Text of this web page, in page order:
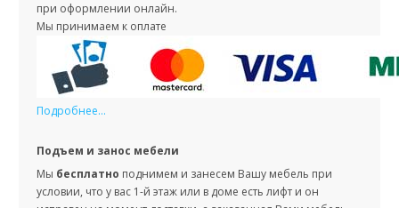
при оформлении онлайн.
Мы принимаем к оплате
Подробнее...
Подъем и занос мебели
Мы бесплатно поднимем и занесем Вашу мебель при
условии, что у вас 1-й этаж или в доме есть лифт и он